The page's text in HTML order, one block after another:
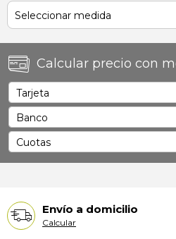
Calcular precio con
Envío a domicilio
Calcular